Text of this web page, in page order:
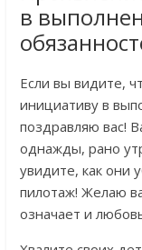
в
Если вы видите,
инициативу в
поздравляю вас!
однажды, рано
увидите, как они
пилотаж! Желаю
означает и